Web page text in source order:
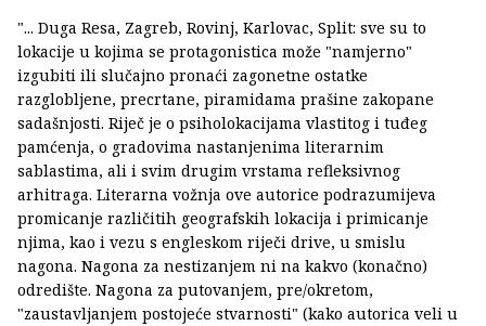
"... Duga Resa, Zagreb, Rovinj, Karlovac, Split: sve su to
lokacije u kojima se protagonistica može "namjerno"
izgubiti ili slučajno pronaći zagonetne ostatke
razglobljene, precrtane, piramidama prašine zakopane
sadašnjosti. Riječ je o psiholokacijama vlastitog i tuđeg
pamćenja, o gradovima nastanjenima literarnim
sablastima, ali i svim drugim vrstama refleksivnog
arhitraga. Literarna vožnja ove autorice podrazumijeva
promicanje različitih geografskih lokacija i primicanje
njima, kao i vezu s engleskom riječi drive, u smislu
nagona. Nagona za nestizanjem ni na kakvo (konačno)
odredište. Nagona za putovanjem, pre/okretom,
"zaustavljanjem postojeće stvarnosti" (kako autorica veli u